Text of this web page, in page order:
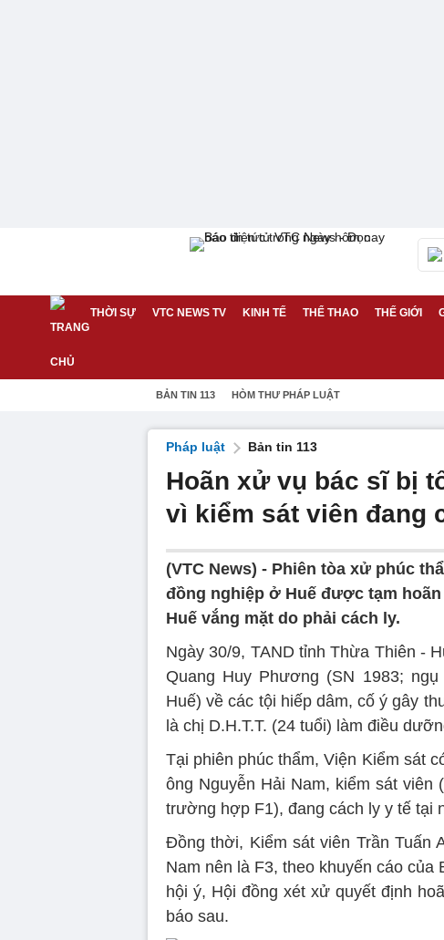
THỜI SỰ VTC NEWS TV KINH TẾ THỂ THAO THẾ GIỚI
BẢN TIN 113 HÒM THƯ PHÁP LUẬT
Pháp luật Bản tin 113
Hoãn xử vụ bác sĩ bị
vì kiểm sát viên đang
(VTC News) - Phiên tòa xử phúc
đồng nghiệp ở Huế được tạm
Huế vắng mặt do phải cách ly.
Ngày 30/9, TAND tỉnh Thừa Thiên -
Quang Huy Phương (SN 1983;
Huế) về các tội hiếp dâm, cố ý gây
là chị D.H.T.T. (24 tuổi) làm điều
Tại phiên phúc thẩm, Viện Kiểm sát
ông Nguyễn Hải Nam, kiểm sát
trường hợp F1), đang cách ly y tế tại
Đồng thời, Kiểm sát viên Trần Tuấn
Nam nên là F3, theo khuyến cáo
hội ý, Hội đồng xét xử quyết định
báo sau.